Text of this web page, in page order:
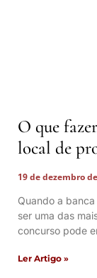
O que
local de
19 de dezembro
Quando a
ser uma das
concurso pode
Ler Artigo »